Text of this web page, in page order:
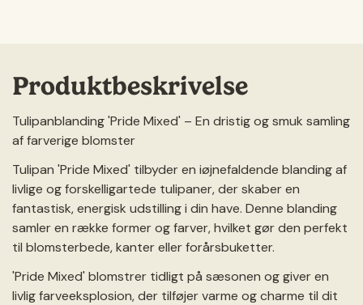
Produktbeskrivelse
Tulipanblanding 'Pride Mixed' – En dristig og smuk samling
af farverige blomster
Tulipan 'Pride Mixed' tilbyder en iøjnefaldende blanding af
livlige og forskelligartede tulipaner, der skaber en
fantastisk, energisk udstilling i din have. Denne blanding
samler en række former og farver, hvilket gør den perfekt
til blomsterbede, kanter eller forårsbuketter.
'Pride Mixed' blomstrer tidligt på sæsonen og giver en
livlig farveeksplosion, der tilføjer varme og charme til dit